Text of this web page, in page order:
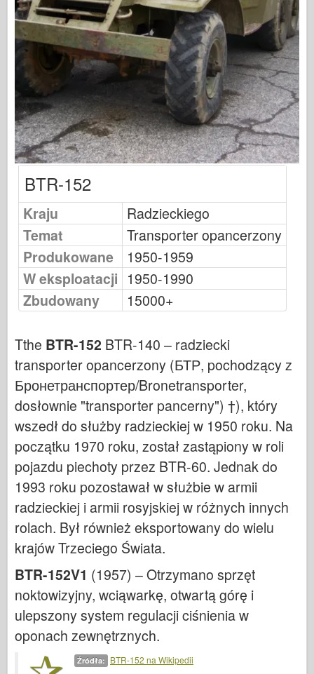
Sygnał eskadry
Tankpower
Ciężarówki & Czołgi
Waffen-Arsenał
Wydawnictwo Militaria
Maquettes
Akademii
Modele asów
Klub AFV
Airfix
Siły Powietrzne
AZ Model
Czarny pies
Bronco
Dnepromodel ( Dnepromodel )
Dragon
Eduard
E.T. Model
Drobne formy
Siły Waleczności
Friulmodel
Hasegawa
Heller
HobbyBoss ( HobbyBoss )
Modele IBG
Icm
Italeri
Legendy
Meng Model
BTR-152
Kraju
Radzieckiego
Temat
Transporter opancerzony
Produkowane
1950-1959
W eksploatacji 1950-1990
Zbudowany
15000+
Tthe BTR-152 BTR-140 – radziecki
transporter opancerzony (БТР, pochodzący z
Бронетранспортер/Bronetransporter,
dosłownie "transporter pancerny") †), który
wszedł do służby radzieckiej w 1950 roku. Na
początku 1970 roku, został zastąpiony w roli
pojazdu piechoty przez BTR-60. Jednak do
1993 roku pozostawał w służbie w armii
radzieckiej i armii rosyjskiej w różnych innych
rolach. Był również eksportowany do wielu
krajów Trzeciego Świata.
BTR-152V1 (1957) – Otrzymano sprzęt
noktowizyjny, wciąwarkę, otwartą górę i
ulepszony system regulacji ciśnienia w
oponach zewnętrznych.
Źródła: BTR-152 na Wikipedii